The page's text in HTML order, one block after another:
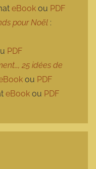
eBook ou PDF
pour Noël :
PDF
25 idées de
ou PDF
eBook ou PDF